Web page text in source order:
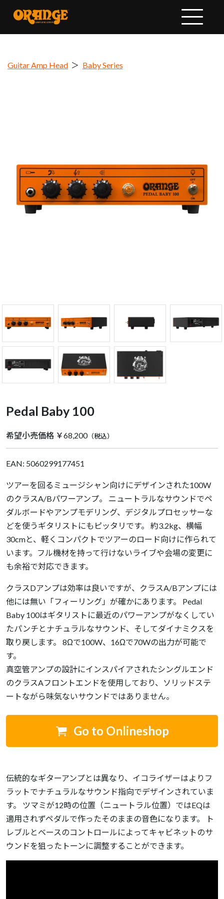
Guitar Amp Head ＞ Baby Series
Pedal Baby 100
希望小売価格 ￥68,200（税込）
EAN: 5060299177451
ツアーを回るミュージシャン向けにデザインされた100W
のクラスA/Bパワーアンプ。 ニュートラルなサウンドでペ
ダルボードやアンプモデリング、デジタルプロセッサーな
どを使うギタリストにもピッタリです。 約3.2kg、横幅
30cmと、軽くコンパクトでツアーのロード向けに作られて
います。フル機材を持って行けないライブや会場の変更に
も余裕で対応できます。
クラスDアンプは効率は良いですが、クラスA/Bアンプには
他には無い「フィーリング」が確かにあります。 Pedal
Baby 100はギタリストに最近のパワーアンプがなくしてい
たパンチとナチュラルなサウンド、そしてダイナミクスを
取り戻します。 8Ωで100W、16Ωで70Wの出力が可能で
す。
真空管アンプの設計にインスパイアされたシングルエンド
のクラスAフロントエンドを使用しており、ソリッドステ
ートながら味気ないサウンドではありません。
Go to Onlineshop
伝統的なギターアンプとは異なり、イコライザーはよりフ
ラットでナチュラルなサウンド指向でデザインされていま
す。 ツマミが12時の位置（ニュートラル位置）ではEQは
適用されずペダルで作ったそのままの音色になります。 ト
レブルとベースのコントロールによってキャビネットのサ
ウンドを狙ったトーンに調整することができます。